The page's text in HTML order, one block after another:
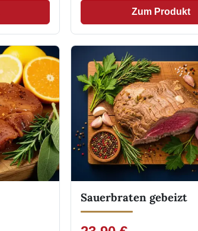
Zum Produkt
Sauerbraten gebeizt